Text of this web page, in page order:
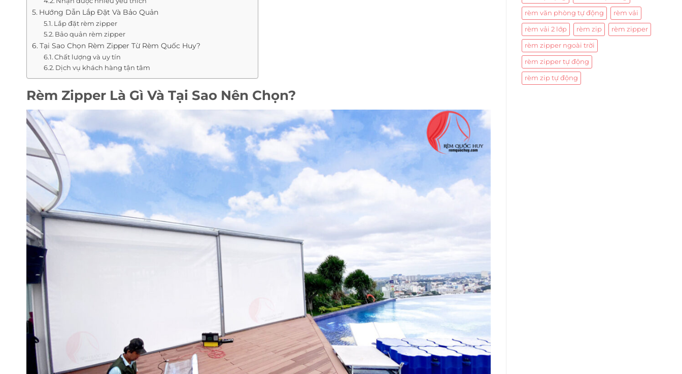
Hướng Dẫn Lắp Đặt Và Bảo Quản
Lắp đặt rèm zipper
Bảo quản rèm zipper
Tại Sao Chọn Rèm Zipper Từ Rèm Quốc Huy?
Chất lượng và uy tín
Dịch vụ khách hàng tận tâm
Rèm Zipper Là Gì Và Tại Sao Nên Chọn?
rèm văn phòng tự động rèm vải
rèm vải 2 lớp rèm zip rèm zipper
rèm zipper ngoài trời
rèm zipper tự động
rèm zip tự động